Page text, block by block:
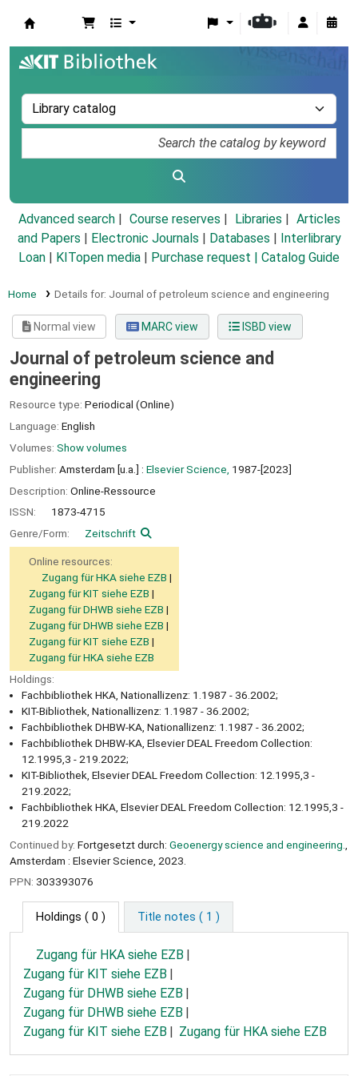
Advanced search Course reserves Libraries
Articles
and Papers
Electronic Journals Databases
Interlibrary
Loan
KITopen media Purchase request | Catalog Guide
Home Details for: Journal of petroleum science and engineering
Normal view MARC view ISBD view
Journal of petroleum science and
engineering
Resource type: Periodical (Online)
Language: English
Volumes: Show volumes
Publisher: Amsterdam [u.a.] : Elsevier Science, 1987-[2023]
Description: Online-Ressource
ISSN:
1873-4715
Genre/Form:
Zeitschrift
Online resources:
Zugang für HKA siehe EZB
Zugang für KIT siehe EZB
Zugang für DHWB siehe EZB
Zugang für DHWB siehe EZB
Zugang für KIT siehe EZB
Zugang für HKA siehe EZB
Holdings:
Fachbibliothek HKA, Nationallizenz: 1.1987 - 36.2002;
KIT-Bibliothek, Nationallizenz: 1.1987 - 36.2002;
Fachbibliothek DHBW-KA, Nationallizenz: 1.1987 - 36.2002;
Fachbibliothek DHBW-KA, Elsevier DEAL Freedom Collection:
12.1995,3 - 219.2022;
KIT-Bibliothek, Elsevier DEAL Freedom Collection: 12.1995,3 -
219.2022;
Fachbibliothek HKA, Elsevier DEAL Freedom Collection: 12.1995,3 -
219.2022
Continued by: Fortgesetzt durch: Geoenergy science and engineering.
Amsterdam : Elsevier Science, 2023.
PPN: 303393076
Holdings ( 0 ) Title notes ( 1 )
Zugang für HKA siehe EZB
Zugang für KIT siehe EZB
Zugang für DHWB siehe EZB
Zugang für DHWB siehe EZB
Zugang für KIT siehe EZB
Zugang für HKA siehe EZB